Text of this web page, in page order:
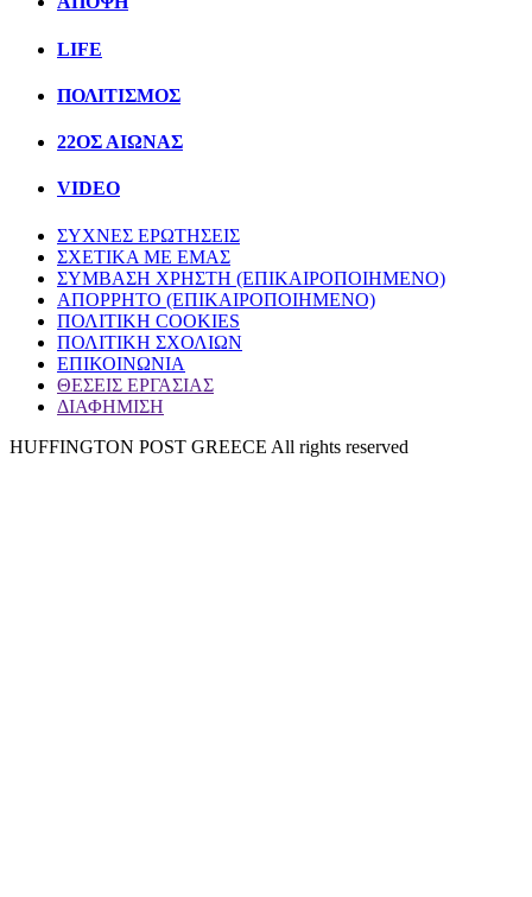
LIFE
ΠΟΛΙΤIΣΜΟΣ
22ΟΣ ΑΙΩΝΑΣ
VIDEO
ΣΥΧΝΕΣ ΕΡΩΤΗΣΕΙΣ
ΣΧΕΤΙΚΑ ΜΕ ΕΜΑΣ
ΣΥΜΒΑΣΗ ΧΡΗΣΤΗ (ΕΠΙΚΑΙΡΟΠΟΙΗΜΕΝΟ)
ΑΠΟΡΡΗΤΟ (ΕΠΙΚΑΙΡΟΠΟΙΗΜΕΝΟ)
ΠΟΛΙΤΙΚΗ COOKIES
ΠΟΛΙΤΙΚΗ ΣΧΟΛΙΩΝ
ΕΠΙΚΟΙΝΩΝΙΑ
ΘΕΣΕΙΣ ΕΡΓΑΣΙΑΣ
ΔΙΑΦΗΜΙΣΗ
HUFFINGTON POST GREECE All rights reserved